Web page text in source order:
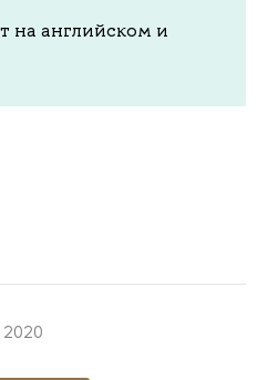
на английском и